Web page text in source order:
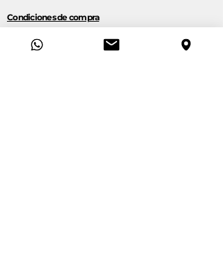
Condiciones de compra
La Despensa de La Mancha
en Madrid